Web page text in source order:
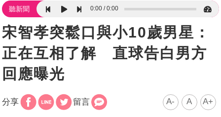
聽新聞 0:00 0:00
宋智孝突鬆口與小10歲男星：
正在互相了解 直球告白男方
回應曝光
分享 留言 A- A A+